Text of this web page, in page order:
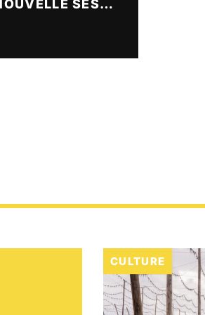
LA BRASSERIE DUPONT RENOUVELLE SES ÉTIQUETTES : LE DAMIER FAIT SON RETOUR
CULTURE